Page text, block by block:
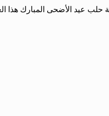
عيد الأضحى المبارك هذا